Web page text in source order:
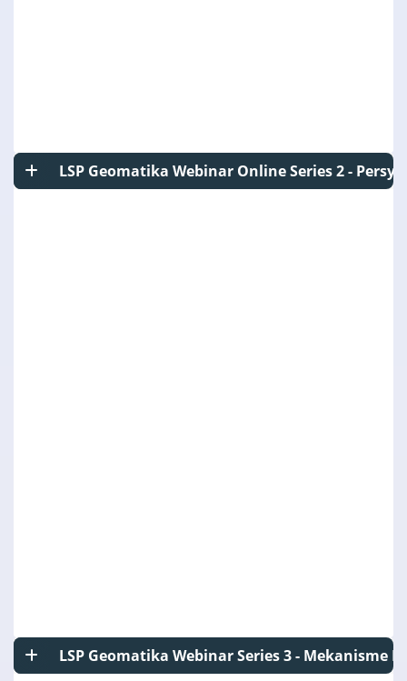
LSP Geomatika Webinar Online Series 2 -
LSP Geomatika Webinar Series 3 - Mekanisme